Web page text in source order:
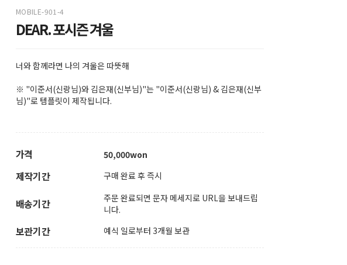
MOBILE-901-4
DEAR. 포시즌 겨울
너와 함께라면 나의 겨울은 따뜻해
※ "이준서(신랑님)와 김은재(신부님)"는 "이준서(신랑님) & 김은재(신부
님)"로 템플릿이 제작됩니다.
가격 50,000won
제작기간 구매 완료 후 즉시
배송기간
주문 완료되면 문자 메세지로 URL을 보내드립
니다.
보관기간 예식 일로부터 3개월 보관